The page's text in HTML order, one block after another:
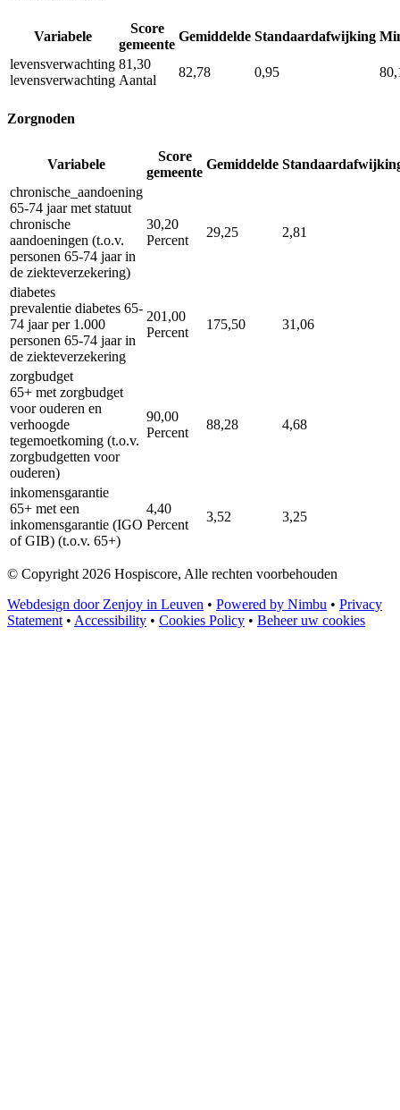
Variabele
Score
gemeente
Gemiddelde Standaardafwijking
levensverwachting
levensverwachting
81,30
Aantal
82,78 0,95
Zorgnoden
Variabele
Score
gemeente
Gemiddelde
chronische_aandoening
65-74 jaar met statuut
chronische
aandoeningen (t.o.v.
personen 65-74 jaar in
de ziekteverzekering)
30,20
Percent
29,25 2,81
diabetes
prevalentie diabetes 65-
74 jaar per 1.000
personen 65-74 jaar in
de ziekteverzekering
201,00
Percent
175,50 31,06
zorgbudget
65+ met zorgbudget
voor ouderen en
verhoogde
tegemoetkoming (t.o.v.
zorgbudgetten voor
ouderen)
90,00
Percent
88,28 4,68
inkomensgarantie
65+ met een
inkomensgarantie (IGO
of GIB) (t.o.v. 65+)
4,40
Percent
3,52 3,25
© Copyright 2026 Hospiscore, Alle rechten voorbehouden
Webdesign door Zenjoy in Leuven • Powered by Nimbu • Privacy
Statement • Accessibility • Cookies Policy • Beheer uw cookies